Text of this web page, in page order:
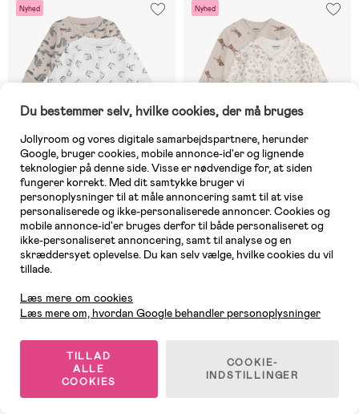
Nyhed
6 TILBAGE
(0)
Pippi Baby Pyjamasdragt med
219 kr
Nyhed
6 TILBAGE
(8)Pippi Baby Pyjamasdragt med
Du bestemmer selv, hvilke cookies, der må bruges
Jollyroom og vores digitale samarbejdspartnere, herunder
Google, bruger cookies, mobile annonce-id'er og lignende
teknologier på denne side. Visse er nødvendige for, at siden
fungerer korrekt. Med dit samtykke bruger vi
personoplysninger til at måle annoncering samt til at vise
personaliserede og ikke-personaliserede annoncer. Cookies og
mobile annonce-id'er bruges derfor til både personaliseret og
ikke-personaliseret annoncering, samt til analyse og en
skræddersyet oplevelse. Du kan selv vælge, hvilke cookies du vil
tillade.
Læs mere om cookies
Læs mere om, hvordan Google behandler personoplysninger
TILLAD
ALLE
COOKIES
COOKIE-
INDSTILLINGER